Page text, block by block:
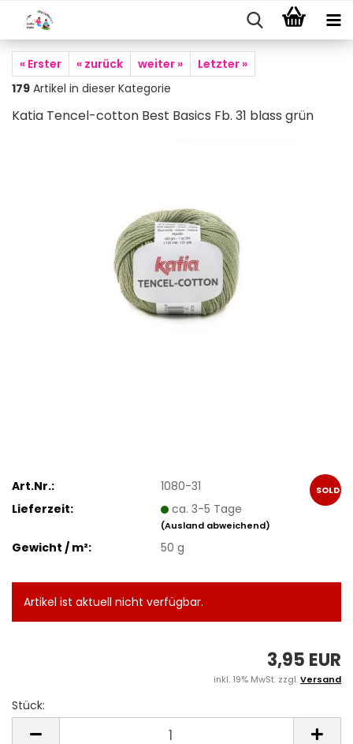
« Erster « zurück weiter »
Letzter »
179 Artikel in dieser Kategorie
Katia Tencel-cotton Best Basics Fb. 31 blass grün
SOLD
Art.Nr.:
1080-31
Lieferzeit:
ca. 3-5 Tage
(Ausland abweichend)
Gewicht / m²: 50 g
Artikel ist aktuell nicht verfügbar.
3,95 EUR
inkl. 19% MwSt. zzgl.Versand
Stück: